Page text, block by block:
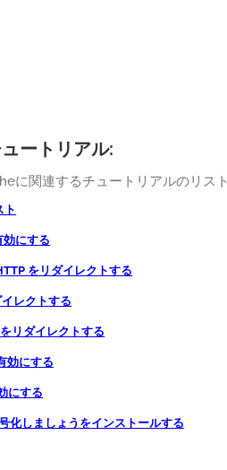
ートリアル:
に関連するチュートリアルのリス
ト
にする
をリダイレクトする
レクトする
リダイレクトする
効にする
にする
化しましょうをインストールする